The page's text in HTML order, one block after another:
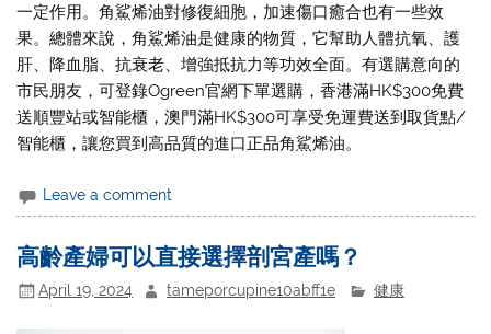
一定作用。角鯊烯油對修復細胞，加速傷口癒合也有一些效
果。總體來說，角鯊烯油是健康的物質，它幫助人體抗氧、護
肝、降血脂、抗衰老、增強抵抗力等功效全面。有選購意向的
市民朋友，可登錄Ogreen官網下單選購，香港滿HK$300免費
送順豐站或智能櫃，澳門滿HK$300可享受免運費送到取貨點/
智能櫃，讓您買到高品質的進口正品角鯊烯油。
Leave a comment
高齡產婦可以直接選擇剖宮產嗎？
April 19, 2024 tameporcupine10abff1e 健康